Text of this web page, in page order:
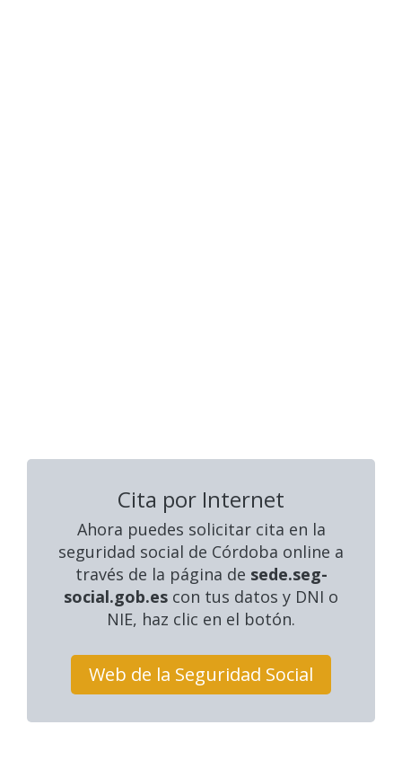
Cita por Internet
Ahora puedes solicitar cita en la
seguridad social de Córdoba online a
través de la página de sede.seg-
social.gob.es con tus datos y DNI o
NIE, haz clic en el botón.
Web de la Seguridad Social